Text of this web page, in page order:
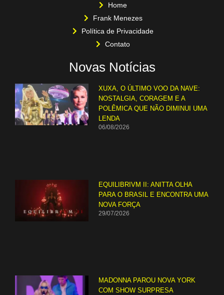
Home
Frank Menezes
Política de Privacidade
Contato
Novas Notícias
XUXA, O ÚLTIMO VOO DA NAVE:
NOSTALGIA, CORAGEM E A
POLÊMICA QUE NÃO DIMINUI UMA
LENDA
06/08/2026
EQUILIBRIVM II: ANITTA OLHA
PARA O BRASIL E ENCONTRA UMA
NOVA FORÇA
29/07/2026
MADONNA PAROU NOVA YORK
COM SHOW SURPRESA